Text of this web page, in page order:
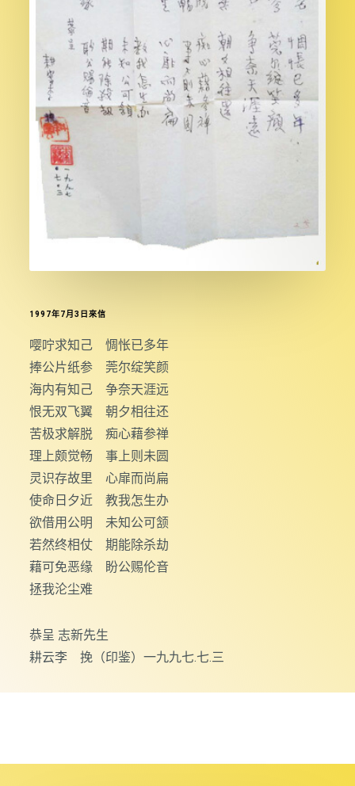
1997年7月3日來信
嘤咛求知己 惆怅已多年
捧公片纸参 莞尔绽笑颜
海内有知己 争奈天涯远
恨无双飞翼 朝夕相往还
苦极求解脱 痴心藉参禅
理上颇觉畅 事上则未圆
灵识存故里 心扉而尚扁
使命日夕近 教我怎生办
欲借用公明 未知公可颔
若然终相仗 期能除杀劫
藉可免恶缘 盼公赐伦音
拯我沦尘难
恭呈 志新先生
耕云李 挽（印鉴）一九九七.七.三